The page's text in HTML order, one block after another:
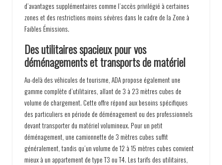
d’avantages supplémentaires comme l’accès privilégié à certaines
zones et des restrictions moins sévères dans le cadre de la Zone à
Faibles Émissions.
Des utilitaires spacieux pour vos
déménagements et transports de matériel
Au-delà des véhicules de tourisme, ADA propose également une
gamme complète d’utilitaires, allant de 3 à 23 mètres cubes de
volume de chargement. Cette offre répond aux besoins spécifiques
des particuliers en période de déménagement ou des professionnels
devant transporter du matériel volumineux. Pour un petit
déménagement, une camionnette de 3 mètres cubes suffit
généralement, tandis qu’un volume de 12 à 15 mètres cubes convient
mieux à un appartement de type T3 ou T4. Les tarifs des utilitaires,